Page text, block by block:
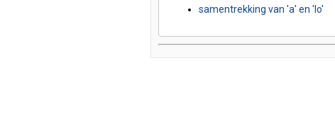
samentrekking van 'a' en 'lo'